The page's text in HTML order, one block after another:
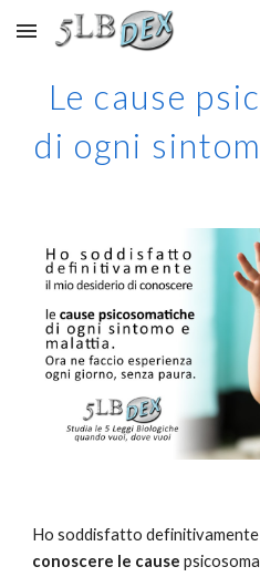
Skip to main content
Le cause
di ogni
Ho soddisfatto definitivamente
conoscere le cause